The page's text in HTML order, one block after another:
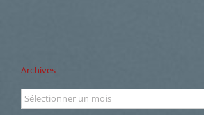
Archives
Archives